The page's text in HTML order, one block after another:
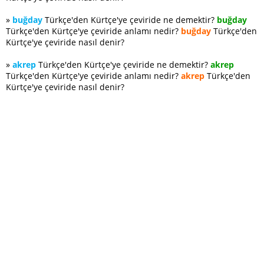
» buğday Türkçe'den Kürtçe'ye çeviride ne demektir? buğday
Türkçe'den Kürtçe'ye çeviride anlamı nedir? buğday Türkçe'den
Kürtçe'ye çeviride nasıl denir?
» akrep Türkçe'den Kürtçe'ye çeviride ne demektir? akrep
Türkçe'den Kürtçe'ye çeviride anlamı nedir? akrep Türkçe'den
Kürtçe'ye çeviride nasıl denir?